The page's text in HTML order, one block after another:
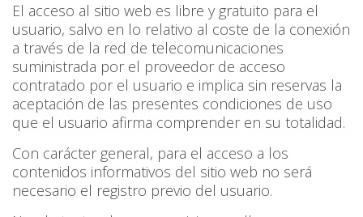
El acceso al sitio web es libre y gratuito para el
usuario, salvo en lo relativo al coste de la conexión
a través de la red de telecomunicaciones
suministrada por el proveedor de acceso
contratado por el usuario e implica sin reservas la
aceptación de las presentes condiciones de uso
que el usuario afirma comprender en su totalidad.
Con carácter general, para el acceso a los
contenidos informativos del sitio web no será
necesario el registro previo del usuario.